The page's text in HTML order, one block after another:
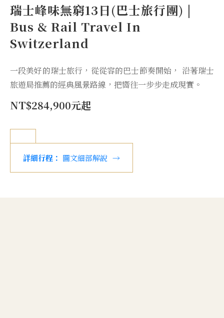
瑞士峰味無窮13日(巴士旅行團) |
Bus & Rail Travel In
Switzerland
一段美好的瑞士旅行，從從容的巴士節奏開始， 沿著瑞士
旅遊局推薦的經典風景路線，把嚮往一步步走成現實。
NT$284,900元起
詳細行程： 圖文細部解說 →